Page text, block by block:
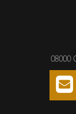
08000